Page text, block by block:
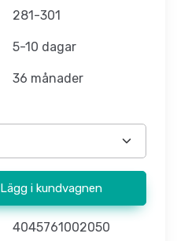
281-301
5-10 dagar
36 månader
Lägg i kundvagnen
4045761002050